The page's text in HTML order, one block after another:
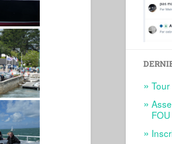
FOU